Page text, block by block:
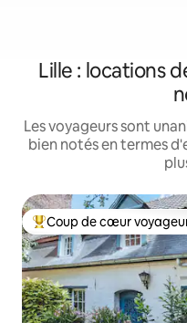
Lille : locations
Les voyageurs sont
bien notés en termes
Coups de cœur
Coup de cœur